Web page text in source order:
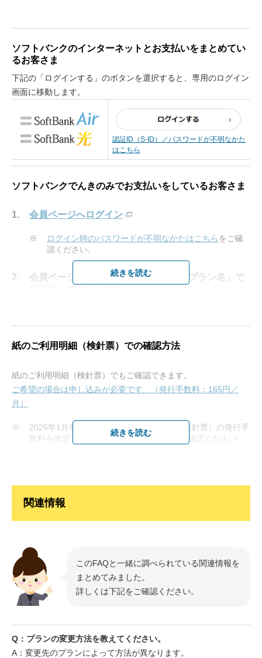
「料金プラン」を確認
ソフトバンクのインターネットとお支払いをまとめてい
るお客さま
下記の「ログインする」のボタンを選択すると、専用のログイン
画面に移動します。
認証ID（S-ID）／パスワードが不明なかた
はこちら
ソフトバンクでんきのみでお支払いをしているお客さま
会員ページへログイン
※ ログイン時のパスワードが不明なかたはこちら をご確
認ください。
会員ページの「ご契約内容」にある「プラン名」で
続きを読む
紙のご利用明細（検針票）での確認方法
紙のご利用明細（検針票）でもご確認できます。
ご希望の場合は申し込みが必要です。（発行手数料：165円／
月）
※
2025年1月発行分より、紙のご利用明細（検針票）の発行手
数料を改定します。
詳しくはこちら をご確認ください。
続きを読む
関連情報
このFAQと一緒に調べられている関連情報を
まとめてみました。
詳しくは下記をご確認ください。
Q：プランの変更方法を教えてください。
A：変更先のプランによって方法が異なります。